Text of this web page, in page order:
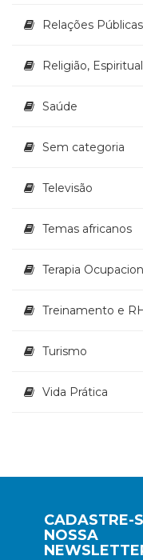
Relações
Religião,
Saúde
Sem categoria
Televisão
Temas africanos
Terapia
Treinamento e
Turismo
Vida Prática
CADASTRE-
NOSSA